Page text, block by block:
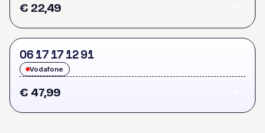
€ 22,49
06 17 17 1291
Vodafone
€ 47,99